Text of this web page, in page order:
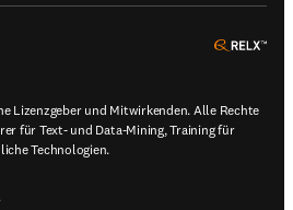
Lizenzgeber und Mitwirkenden. Alle Rechte
für Text- und Data-Mining, Training für
Technologien.